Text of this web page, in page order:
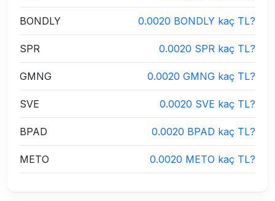
BONDLY 0.0020 BONDLY kaç TL?
SPR 0.0020 SPR kaç TL?
GMNG 0.0020 GMNG kaç TL?
SVE 0.0020 SVE kaç TL?
BPAD 0.0020 BPAD kaç TL?
METO 0.0020 METO kaç TL?